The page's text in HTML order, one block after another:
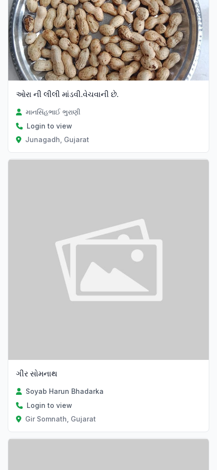
ઓરા ની લીલી માંડવી.વેચવાની છે.
માનસિંહભાઈ ભુરાણી
Login to view
Junagadh, Gujarat
ગીર સોમનાથ
Soyab Harun Bhadarka
Login to view
Gir Somnath, Gujarat